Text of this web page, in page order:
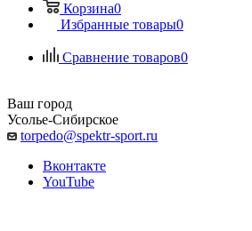
Корзина0
Избранные товары0
Сравнение товаров0
Ваш город
Усолье-Сибирское
torpedo@spektr-sport.ru
Вконтакте
YouTube